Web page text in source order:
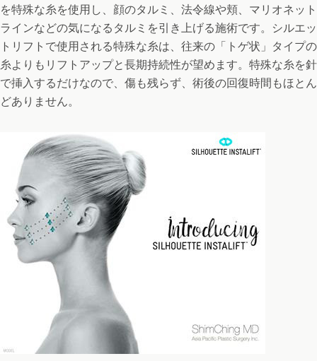
を特殊な糸を使用し、顔のタルミ、法令線や頬、マリオネット
ラインなどの気になるタルミを引き上げる施術です。シルエッ
トリフトで使用される特殊な糸は、往来の「トゲ状」タイプの
糸よりもリフトアップと長期持続性が望めます。特殊な糸を針
で挿入するだけなので、傷も残らず、術後の回復時間もほとん
どありません。